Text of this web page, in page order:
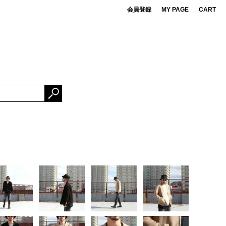
CART
MY PAGE
会員登録
FABRICS
Mountaineering